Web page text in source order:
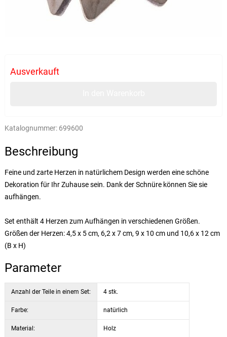
Ausverkauft
Katalognummer: 699600
Beschreibung
Feine und zarte Herzen in natürlichem Design werden eine schöne
Dekoration für Ihr Zuhause sein. Dank der Schnüre können Sie sie
aufhängen.
Set enthält 4 Herzen zum Aufhängen in verschiedenen Größen.
Größen der Herzen: 4,5 x 5 cm, 6,2 x 7 cm, 9 x 10 cm und 10,6 x 12 cm
(B x H)
Parameter
Anzahl der Teile in einem Set: 4 stk.
Farbe: natürlich
Material: Holz